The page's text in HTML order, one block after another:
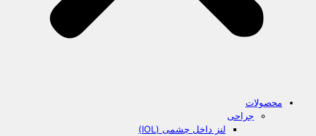
محصولات
جراحی
لنز داخل چشمی (IOL)